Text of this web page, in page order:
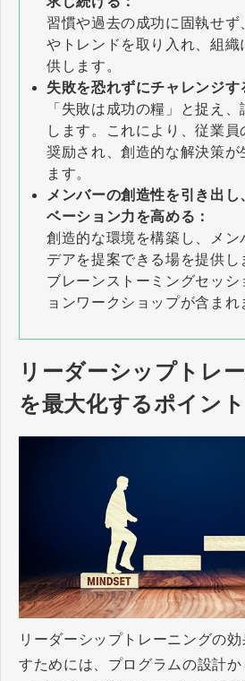
習慣や過去の成功に固執せず
やトレンドを取り入れ、組織
供します。
失敗を恐れずにチャレンジす
「失敗は成功の糧」と捉え
します。これにより、従業
奨励され、創造的な解決策が
ます。
メンバーの創造性を引き出し
ベーション力を高める：
創造的な環境を構築し、メン
デアを提案できる場を提供し
ブレーンストーミングセッシ
ョンワークショップが含まれ
リーダーシップトレ
を最大化するポイント
リーダーシップトレーニングの
すためには、プログラムの設計